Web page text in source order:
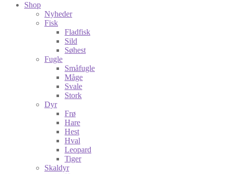
Shop
Nyheder
Fisk
Fladfisk
Sild
Søhest
Fugle
Småfugle
Måge
Svale
Stork
Dyr
Frø
Hare
Hest
Hval
Leopard
Tiger
Skaldyr